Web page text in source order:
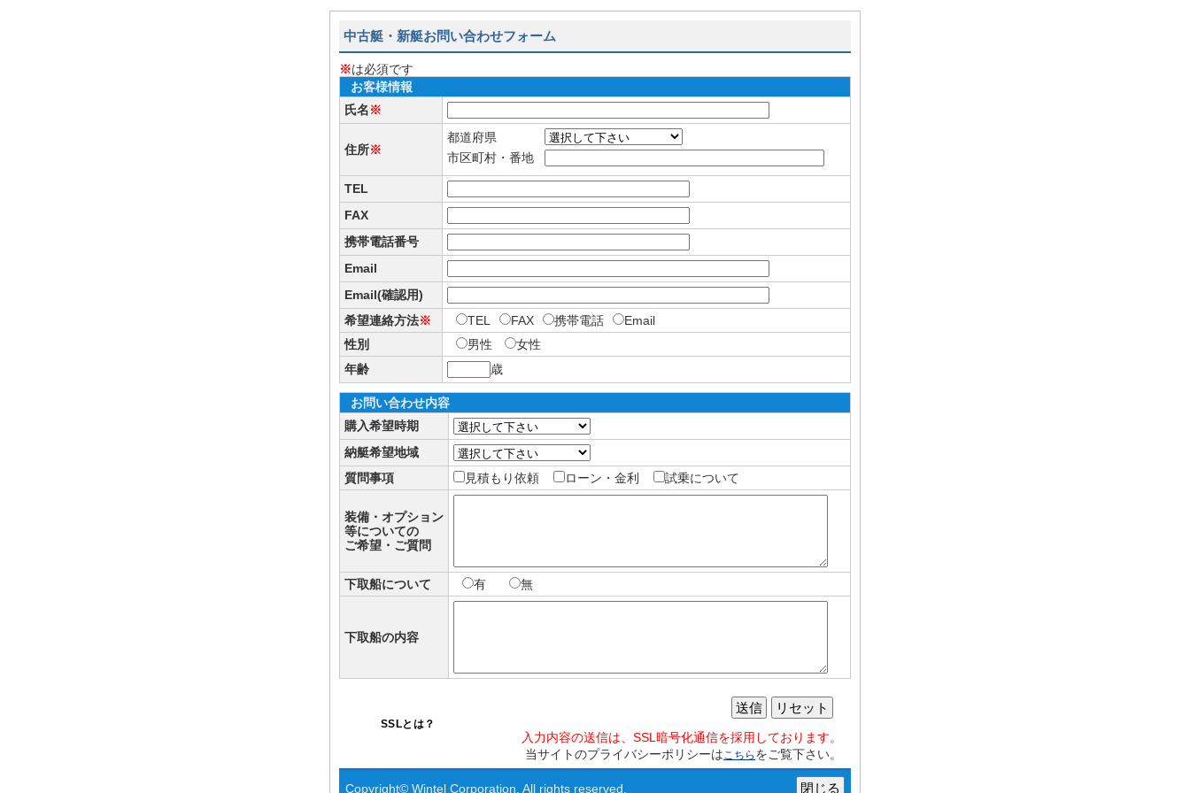
中古艇・新艇お問い合わせフォーム
※は必須です
お客様情報
氏名※
住所※
都道府県
市区町村・番地
TEL
FAX
携帯電話番号
Email
Email(確認用)
希望連絡方法※ TEL FAX 携帯電話
Email
性別
男性
女性
年齢
歳
お問い合わせ内容
購入希望時期
納艇希望地域
質問事項
見積もり依頼 ローン・金利 試乗について
装備・オプション
等についての
ご希望・ご質問
下取船について 有 無
下取船の内容
SSLとは？
リセット
送信
入力内容の送信は、SSL暗号化通信を採用しております。
当サイトのプライバシーポリシーはこちら をご覧下さい。
Copyright© Wintel Corporation. All rights reserved.